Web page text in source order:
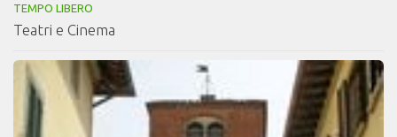
TEMPO LIBERO
Teatri e Cinema